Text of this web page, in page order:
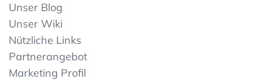
Unser Blog
Unser Wiki
Nützliche Links
Partnerangebot
Marketing Profil